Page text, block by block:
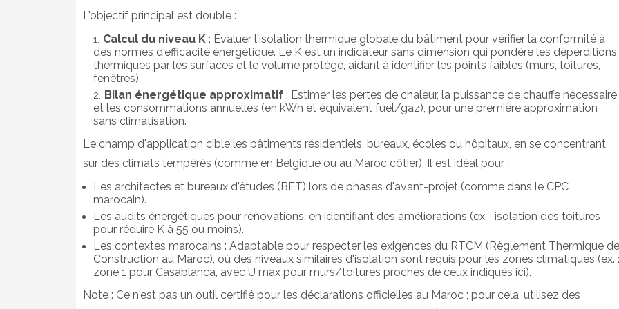
L'objectif principal est double :
Calcul du niveau K : Évaluer l'isolation thermique globale du bâtiment pour vérifier la conformité à
des normes d'efficacité énergétique. Le K est un indicateur sans dimension qui pondère les déperditions
thermiques par les surfaces et le volume protégé, aidant à identifier les points faibles (murs, toitures,
fenêtres).
Bilan énergétique approximatif: Estimer les pertes de chaleur, la puissance de chauffe nécessaire
et les consommations annuelles (en kWh et équivalent fuel/gaz), pour une première approximation
sans climatisation.
Le champ d'application cible les bâtiments résidentiels, bureaux, écoles ou hôpitaux, en se concentrant
sur des climats tempérés (comme en Belgique ou au Maroc côtier). Il est idéal pour :
Les architectes et bureaux d'études (BET) lors de phases d'avant-projet (comme dans le CPC
marocain).
Les audits énergétiques pour rénovations, en identifiant des améliorations (ex. : isolation des toitures
pour réduire K à 55 ou moins).
Les contextes marocains : Adaptable pour respecter les exigences du RTCM (Règlement Thermique de
Construction au Maroc), où des niveaux similaires d'isolation sont requis pour les zones climatiques (ex. :
zone 1 pour Casablanca, avec U max pour murs/toitures proches de ceux indiqués ici).
Note : Ce n'est pas un outil certifié pour les déclarations officielles au Maroc ; pour cela, utilisez des